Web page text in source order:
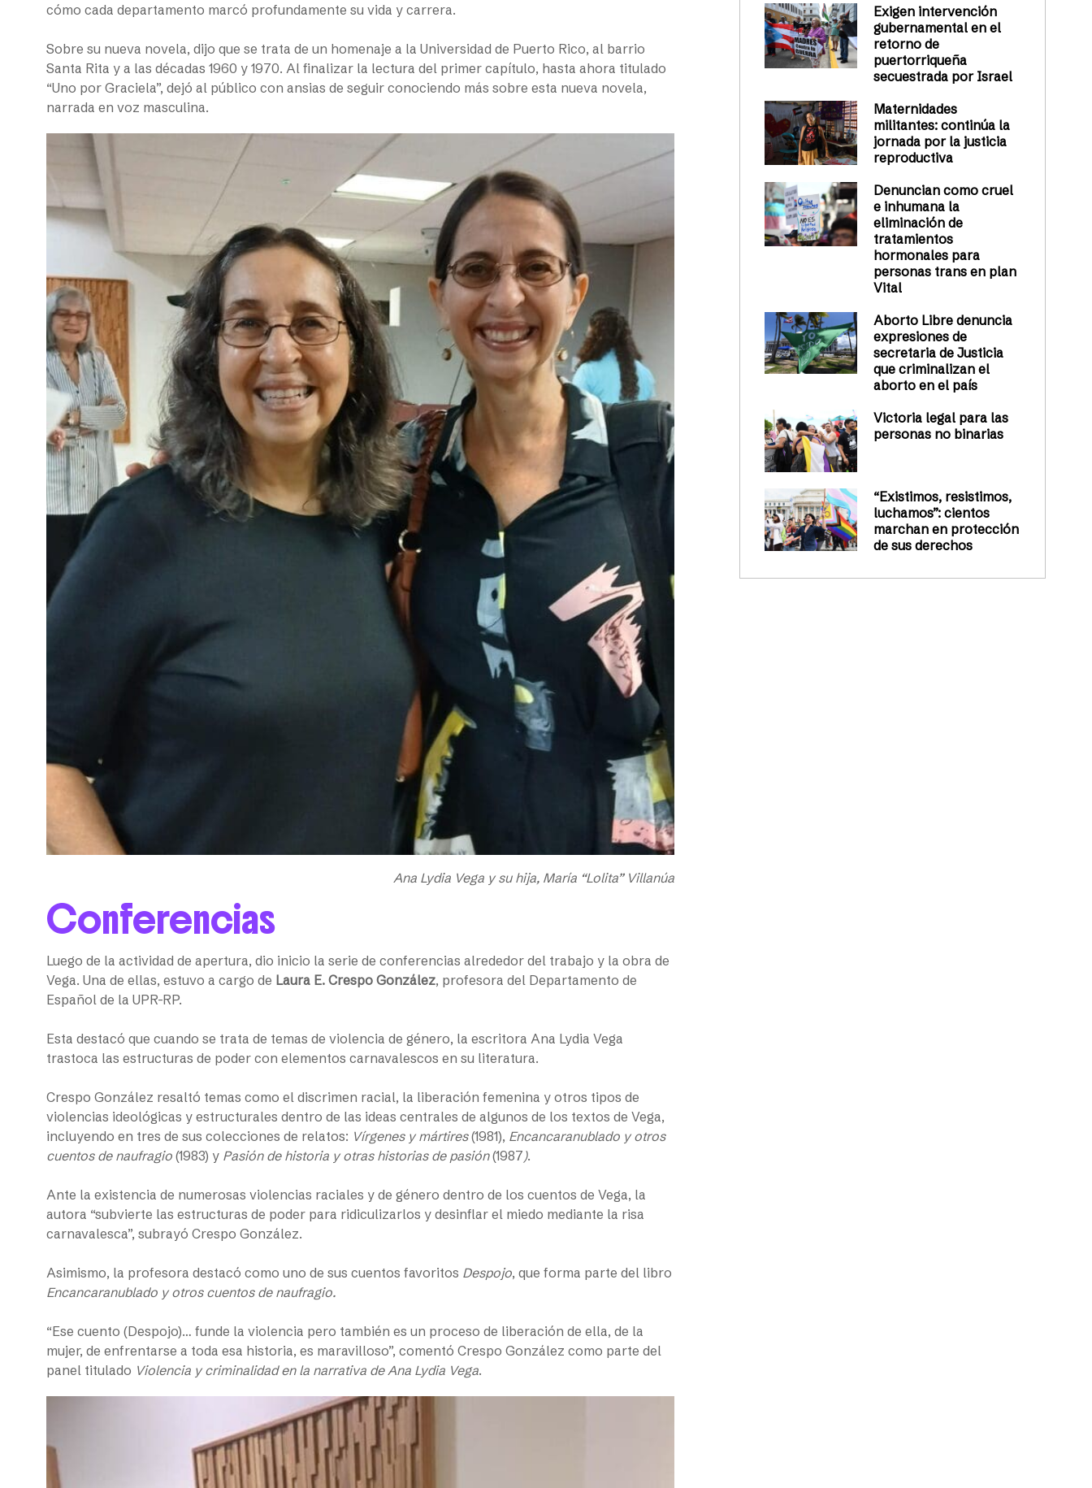
cómo cada departamento marcó profundamente su vida y carrera.
Sobre su nueva novela, dijo que se trata de un homenaje a la Universidad de Puerto Rico, al barrio
Santa Rita y a las décadas 1960 y 1970. Al finalizar la lectura del primer capítulo, hasta ahora titulado
“Uno por Graciela”, dejó al público con ansias de seguir conociendo más sobre esta nueva novela,
narrada en voz masculina.
Ana Lydia Vega y su hija, María “Lolita” Villanúa
Conferencias
Luego de la actividad de apertura, dio inicio la serie de conferencias alrededor del trabajo y la obra de
Vega. Una de ellas, estuvo a cargo de Laura E. Crespo González, profesora del Departamento de
Español de la UPR-RP.
Esta destacó que cuando se trata de temas de violencia de género, la escritora Ana Lydia Vega
trastoca las estructuras de poder con elementos carnavalescos en su literatura.
Crespo González resaltó temas como el discrimen racial, la liberación femenina y otros tipos de
violencias ideológicas y estructurales dentro de las ideas centrales de algunos de los textos de Vega,
incluyendo en tres de sus colecciones de relatos: Vírgenes y mártires(1981), Encancaranublado y otros
cuentos de naufragio (1983) y Pasión de historia y otras historias de pasión(1987).
Ante la existencia de numerosas violencias raciales y de género dentro de los cuentos de Vega, la
autora “subvierte las estructuras de poder para ridiculizarlos y desinflar el miedo mediante la risa
carnavalesca”, subrayó Crespo González.
Asimismo, la profesora destacó como uno de sus cuentos favoritos Despojo, que forma parte del libro
Encancaranublado y otros cuentos de naufragio.
“Ese cuento (Despojo)… funde la violencia pero también es un proceso de liberación de ella, de la
mujer, de enfrentarse a toda esa historia, es maravilloso”, comentó Crespo González como parte del
panel titulado Violencia y criminalidad en la narrativa de Ana Lydia Vega.
Exigen intervención
gubernamental en el
retorno de
puertorriqueña
secuestrada por Israel
Maternidades
militantes: continúa la
jornada por la justicia
reproductiva
Denuncian como cruel
e inhumana la
eliminación de
tratamientos
hormonales para
personas trans en plan
Vital
Aborto Libre denuncia
expresiones de
secretaria de Justicia
que criminalizan el
aborto en el país
Victoria legal para las
personas no binarias
“Existimos, resistimos,
luchamos”: cientos
marchan en protección
de sus derechos